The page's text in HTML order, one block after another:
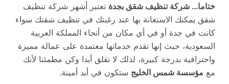
ختاما… شركة تنظيف شقق بجدة تعتبر أشهر شركة تنظيف
شقق يمكنك الاستعانة بها عند رغبتك في تنظيف شقتك سواء
كانت في جدة أو في أي مكان من أنحاء المملكة العربية
السعودية، حيث إنها تقدم خدماتها معتمدة على عمالة مميزة
واحترافية بدرجة كبيرة، لذلك لا تقلق أبدا وكن مطمئنا لأنك
مع مؤسسة شمس الخليج ستكون في أيد أمينة.